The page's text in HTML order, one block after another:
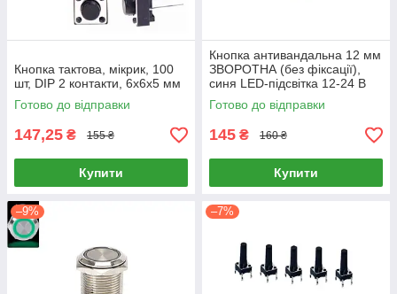
Кнопка тактова, мікрик, 100
шт, DIP 2 контакти, 6x6x5 мм
Готово до відправки
147,25 ₴ 155 ₴
Купити
Кнопка антивандальна 12 мм
ЗВОРОТНА (без фіксації),
синя LED-підсвітка 12-24 В
((22K-P11D)
Готово до відправки
145 ₴ 160 ₴
Купити
–9% –7%